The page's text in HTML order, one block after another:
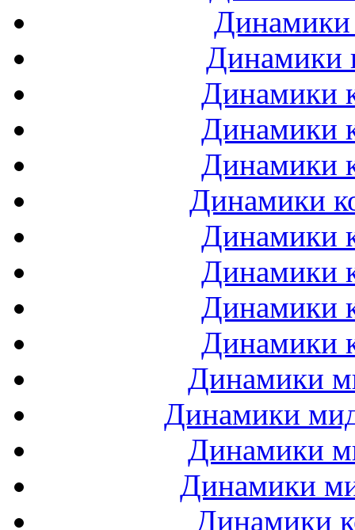
Динамики
Динамики
Динамики
Динамики
Динамики
Динамики
Динамики
Динамики
Динамики
Динамики
Динамики
Динамики
Динамики
Динамики
Динамики